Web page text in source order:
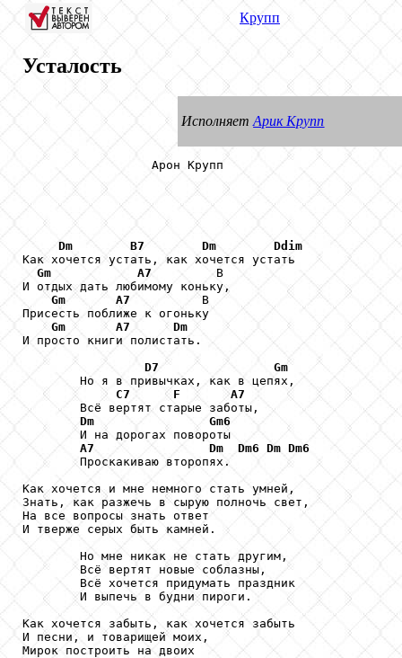
Крупп
Усталость
ИсполняетАрик Крупп
                  Арон Крупп
Dm B7 Dm
Ddim
Как хочется устать, как хочется устать
Gm
A7
         В
И отдых дать любимому коньку,
Gm
A7
          В
Присесть поближе к огоньку
Gm
A7
Dm
И просто книги полистать.
D7
Gm
        Но я в привычках, как в цепях,
C7
F
A7
        Всё вертят старые заботы,
Dm
Gm6
        И на дорогах повороты
A7
Dm Dm6 Dm Dm6
        Проскакиваю второпях.
Как хочется и мне немного стать умней,
Знать, как разжечь в сырую полночь свет,
На все вопросы знать ответ
И тверже серых быть камней.
        Но мне никак не стать другим,
        Всё вертят новые соблазны,
        Всё хочется придумать праздник
        И выпечь в будни пироги.
Как хочется забыть, как хочется забыть
И песни, и товарищей моих,
Мирок построить на двоих